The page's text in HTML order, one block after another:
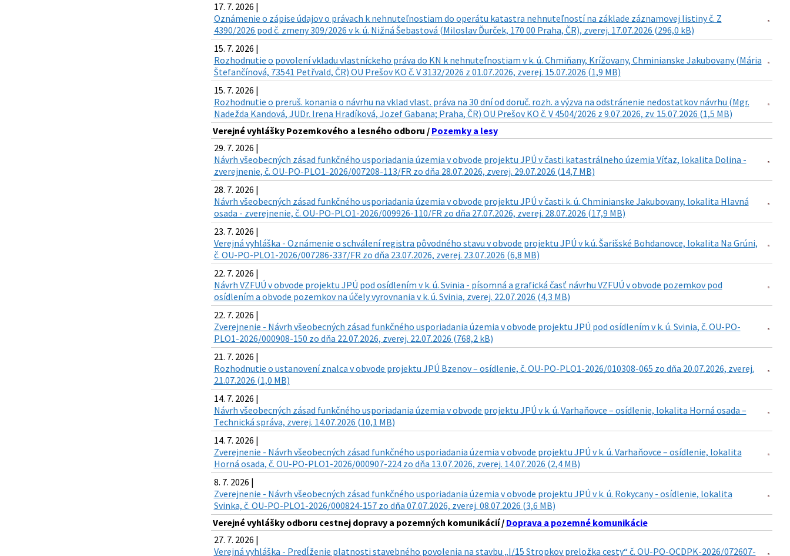
17. 7. 2026 |
Oznámenie o zápise údajov o právach k nehnuteľnostiam do operátu katastra nehnuteľností na základe záznamovej listiny č. Z
4390/2026 pod č. zmeny 309/2026 v k. ú. Nižná Šebastová (Miloslav Ďurček, 170 00 Praha, ČR), zverej. 17.07.2026 (296,0 kB)
15. 7. 2026 |
Rozhodnutie o povolení vkladu vlastníckeho práva do KN k nehnuteľnostiam v k. ú. Chmiňany, Krížovany, Chminianske Jakubovany (Mária
Štefančínová, 73541 Petřvald, ČR) OU Prešov KO č. V 3132/2026 z 01.07.2026, zverej. 15.07.2026 (1,9 MB)
15. 7. 2026 |
Rozhodnutie o preruš. konania o návrhu na vklad vlast. práva na 30 dní od doruč. rozh. a výzva na odstránenie nedostatkov návrhu (Mgr.
Nadežda Kandová, JUDr. Irena Hradíková, Jozef Gabana; Praha, ČR) OU Prešov KO č. V 4504/2026 z 9.07.2026, zv. 15.07.2026 (1,5 MB)
Verejné vyhlášky Pozemkového a lesného odboru / Pozemky a lesy
29. 7. 2026 |
Návrh všeobecných zásad funkčného usporiadania územia v obvode projektu JPÚ v časti katastrálneho územia Víťaz, lokalita Dolina -
zverejnenie, č. OU-PO-PLO1-2026/007208-113/FR zo dňa 28.07.2026, zverej. 29.07.2026 (14,7 MB)
28. 7. 2026 |
Návrh všeobecných zásad funkčného usporiadania územia v obvode projektu JPÚ v časti k. ú. Chminianske Jakubovany, lokalita Hlavná
osada - zverejnenie, č. OU-PO-PLO1-2026/009926-110/FR zo dňa 27.07.2026, zverej. 28.07.2026 (17,9 MB)
23. 7. 2026 |
Verejná vyhláška - Oznámenie o schválení registra pôvodného stavu v obvode projektu JPÚ v k.ú. Šarišské Bohdanovce, lokalita Na Grúni,
č. OU-PO-PLO1-2026/007286-337/FR zo dňa 23.07.2026, zverej. 23.07.2026 (6,8 MB)
22. 7. 2026 |
Návrh VZFUÚ v obvode projektu JPÚ pod osídlením v k. ú. Svinia - písomná a grafická časť návrhu VZFUÚ v obvode pozemkov pod
osídlením a obvode pozemkov na účely vyrovnania v k. ú. Svinia, zverej. 22.07.2026 (4,3 MB)
22. 7. 2026 |
Zverejnenie - Návrh všeobecných zásad funkčného usporiadania územia v obvode projektu JPÚ pod osídlením v k. ú. Svinia, č. OU-PO-
PLO1-2026/000908-150 zo dňa 22.07.2026, zverej. 22.07.2026 (768,2 kB)
21. 7. 2026 |
Rozhodnutie o ustanovení znalca v obvode projektu JPÚ Bzenov – osídlenie, č. OU-PO-PLO1-2026/010308-065 zo dňa 20.07.2026, zverej.
21.07.2026 (1,0 MB)
14. 7. 2026 |
Návrh všeobecných zásad funkčného usporiadania územia v obvode projektu JPÚ v k. ú. Varhaňovce – osídlenie, lokalita Horná osada –
Technická správa, zverej. 14.07.2026 (10,1 MB)
14. 7. 2026 |
Zverejnenie - Návrh všeobecných zásad funkčného usporiadania územia v obvode projektu JPÚ v k. ú. Varhaňovce – osídlenie, lokalita
Horná osada, č. OU-PO-PLO1-2026/000907-224 zo dňa 13.07.2026, zverej. 14.07.2026 (2,4 MB)
8. 7. 2026 |
Zverejnenie - Návrh všeobecných zásad funkčného usporiadania územia v obvode projektu JPÚ v k. ú. Rokycany - osídlenie, lokalita
Svinka, č. OU-PO-PLO1-2026/000824-157 zo dňa 07.07.2026, zverej. 08.07.2026 (3,6 MB)
Verejné vyhlášky odboru cestnej dopravy a pozemných komunikácií / Doprava a pozemné komunikácie
27. 7. 2026 |
Verejná vyhláška - Predĺženie platnosti stavebného povolenia na stavbu „I/15 Stropkov preložka cesty“ č. OU-PO-OCDPK-2026/072607-